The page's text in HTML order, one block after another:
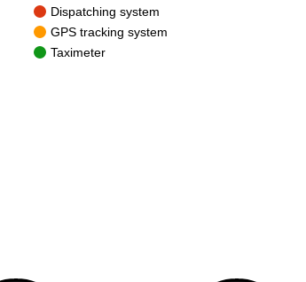
Dispatching system
GPS tracking system
Taximeter